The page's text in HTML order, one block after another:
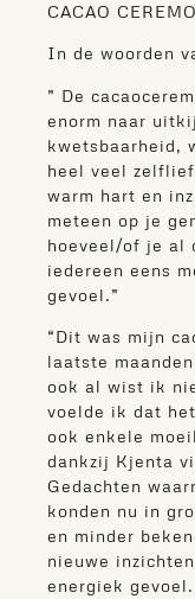
CACAO
In de woorden
” De
enorm naar
kwetsbaarheid,
heel veel
warm hart en
meteen op je
hoeveel/of je al
iedereen eens
gevoel.”
“Dit was mijn
laatste
ook al wist ik
voelde ik dat
ook enkele
dankzij Kjenta
Gedachten
konden nu in
en minder
nieuwe
energiek